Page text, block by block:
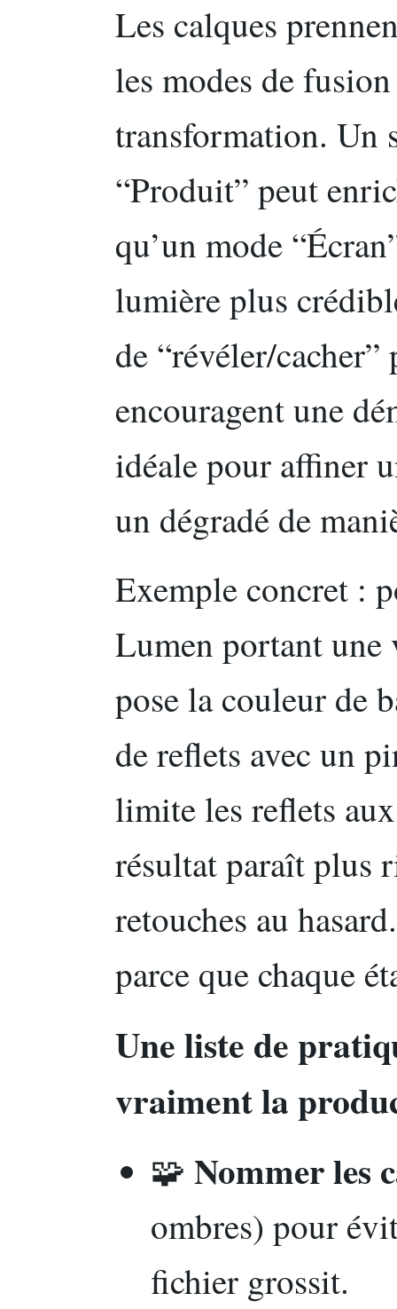
Les calques
les modes de
transformation. Un
“Produit” peut
qu’un mode
lumière plus
de “révéler/
encouragent une
idéale pour affiner
un dégradé de
Exemple concret :
Lumen portant une
pose la couleur de
de reflets avec un
limite les reflets
résultat paraît plus
retouches au
parce que chaque
Une liste de
vraiment la
🧩 Nommer les
ombres) pour
fichier grossit.